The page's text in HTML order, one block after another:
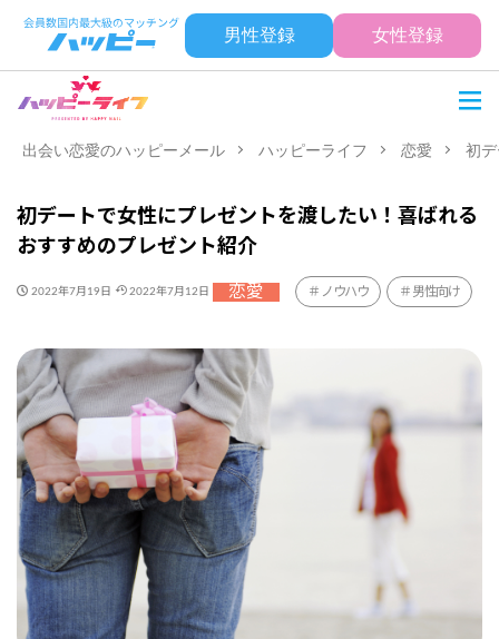
男性登録 女性登録
出会い恋愛のハッピーメール ハッピーライフ 恋愛 初
初デートで女性にプレゼントを渡したい！喜ばれる
おすすめのプレゼント紹介
2022年7月19日 2022年7月12日 恋愛 ノウハウ 男性向け